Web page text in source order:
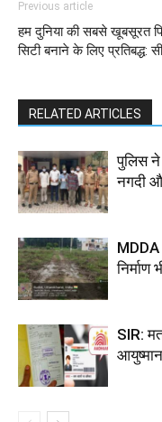
Previous article
हम दुनिया की सबसे खूबसूरत
सिटी बनाने के लिए प्रतिबद्ध:
RELATED ARTICLES
पुलिस
नगदी
MDDA
SIR: